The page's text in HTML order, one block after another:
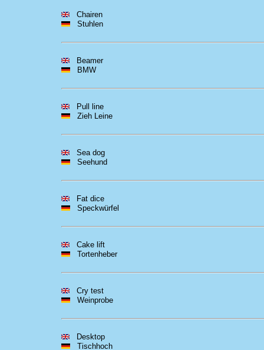
Chairen
Stuhlen
Beamer
BMW
Pull line
Zieh Leine
Sea dog
Seehund
Fat dice
Speckwürfel
Cake lift
Tortenheber
Cry test
Weinprobe
Desktop
Tischhoch